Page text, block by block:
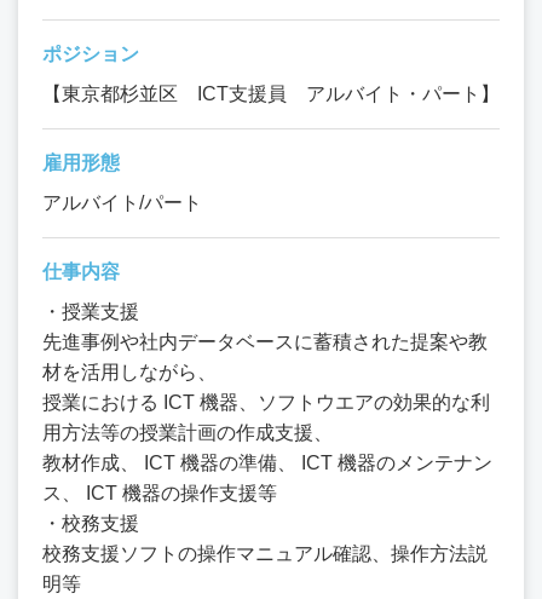
ポジション
【東京都杉並区 ICT支援員 アルバイト・パート】
雇用形態
アルバイト/パート
仕事内容
・授業支援
先進事例や社内データベースに蓄積された提案や教
材を活用しながら、
授業における ICT 機器、ソフトウエアの効果的な利
用方法等の授業計画の作成支援、
教材作成、 ICT 機器の準備、 ICT 機器のメンテナン
ス、 ICT 機器の操作支援等
・校務支援
校務支援ソフトの操作マニュアル確認、操作方法説
明等